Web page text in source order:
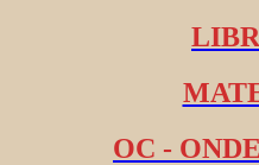
OC -